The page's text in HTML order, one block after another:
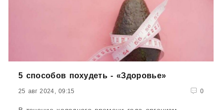
5 способов похудеть - «Здоровье»
25 авг 2024, 09:15 0